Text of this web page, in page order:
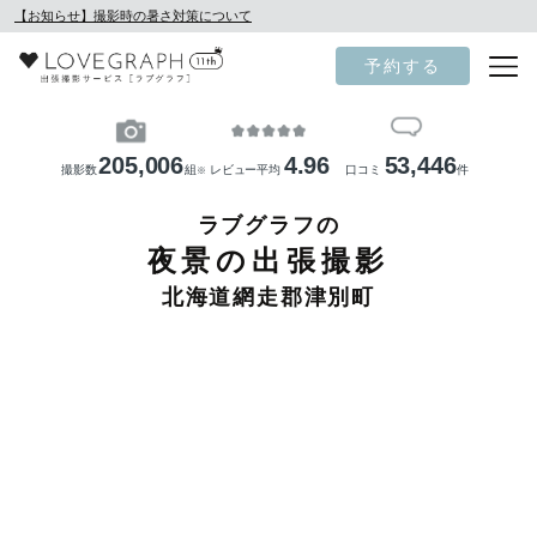
【お知らせ】撮影時の暑さ対策について
予約する
撮影数205,006組 ※ レビュー平均 4.96 口コミ 53,446件
ラブグラフの
夜景の出張撮影
北海道網走郡津別町